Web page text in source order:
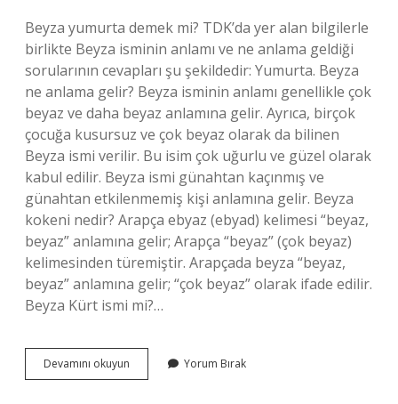
Beyza yumurta demek mi? TDK’da yer alan bilgilerle
birlikte Beyza isminin anlamı ve ne anlama geldiği
sorularının cevapları şu şekildedir: Yumurta. Beyza
ne anlama gelir? Beyza isminin anlamı genellikle çok
beyaz ve daha beyaz anlamına gelir. Ayrıca, birçok
çocuğa kusursuz ve çok beyaz olarak da bilinen
Beyza ismi verilir. Bu isim çok uğurlu ve güzel olarak
kabul edilir. Beyza ismi günahtan kaçınmış ve
günahtan etkilenmemiş kişi anlamına gelir. Beyza
kokeni nedir? Arapça ebyaz (ebyad) kelimesi “beyaz,
beyaz” anlamına gelir; Arapça “beyaz” (çok beyaz)
kelimesinden türemiştir. Arapçada beyza “beyaz,
beyaz” anlamına gelir; “çok beyaz” olarak ifade edilir.
Beyza Kürt ismi mi?…
Devamını okuyun
Ne
Yorum Bırak